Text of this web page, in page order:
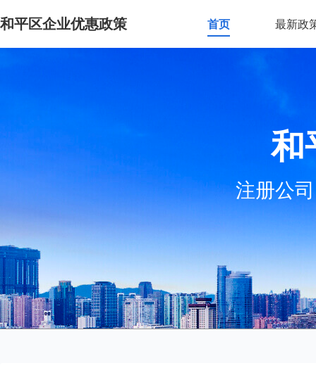
和平区企业优惠政策 首页 最新政
和
注册公